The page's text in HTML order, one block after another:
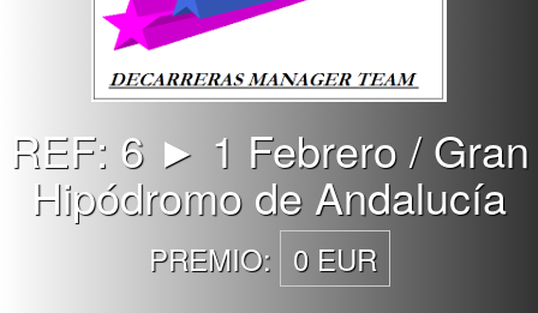
REF: 6 ► 1 Febrero / Gran
Hipódromo de Andalucía
PREMIO: 0 EUR